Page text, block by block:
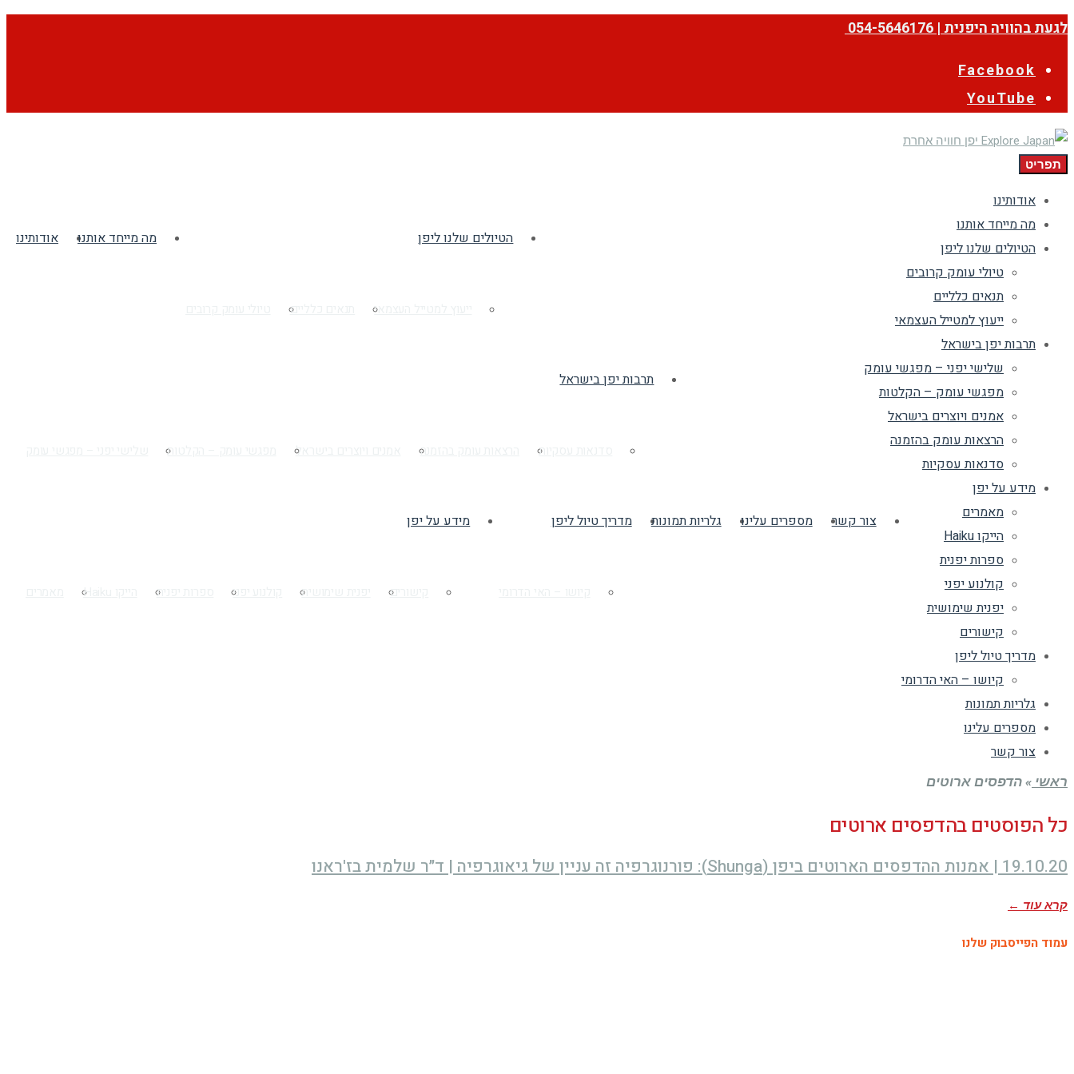
לגעת בהוויה היפנית | 054-5646176
Facebook
YouTube
תפריט
אודותינו מה מייחד אותנו הטיולים שלנו ליפן
תנאים כלליים ייעוץ למטייל העצמאי
תרבות יפן בישראל
מפגשי עומק – הקלטות אמנים ויוצרים בישראל הרצאות עומק בהזמנה סדנאות עסקיות
מידע על יפן
ספרות יפנית קולנוע יפני יפנית שימושית קישורים
מדריך טיול ליפן גלריות תמונות מספרים עלינו צור קשר
אודותינו
מה מייחד אותנו
הטיולים שלנו ליפן
טיולי עומק קרובים
תנאים כלליים
ייעוץ למטייל העצמאי
תרבות יפן בישראל
שלישי יפני – מפגשי עומק
מפגשי עומק – הקלטות
אמנים ויוצרים בישראל
הרצאות עומק בהזמנה
סדנאות עסקיות
מידע על יפן
מאמרים
הייקו Haiku
ספרות יפנית
קולנוע יפני
יפנית שימושית
קישורים
מדריך טיול ליפן
קיושו – האי הדרומי
גלריות תמונות
מספרים עלינו
צור קשר
ראשי » הדפסים ארוטים
כל הפוסטים בהדפסים ארוטים
19.10.20 | אמנות ההדפסים הארוטים ביפן (Shunga): פורנוגרפיה זה עניין של גיאוגרפיה | ד״ר שלמית בז'ראנו
קרא עוד ←
עמוד הפייסבוק שלנו